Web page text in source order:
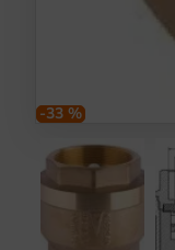
-33 %